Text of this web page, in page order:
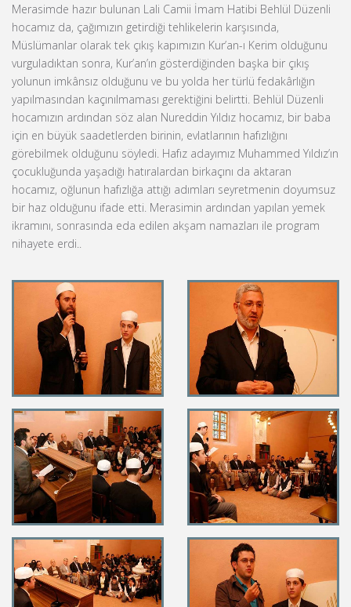
Merasimde hazır bulunan Lali Camii İmam Hatibi Behlül Düzenli
hocamız da, çağımızın getirdiği tehlikelerin karşısında,
Müslümanlar olarak tek çıkış kapımızın Kur’an-ı Kerim olduğunu
vurguladıktan sonra, Kur’an’ın gösterdiğinden başka bir çıkış
yolunun imkânsız olduğunu ve bu yolda her türlü fedakârlığın
yapılmasından kaçınılmaması gerektiğini belirtti. Behlül Düzenli
hocamızın ardından söz alan Nureddin Yıldız hocamız, bir baba
için en büyük saadetlerden birinin, evlatlarının hafızlığını
görebilmek olduğunu söyledi. Hafız adayımız Muhammed Yıldız’ın
çocukluğunda yaşadığı hatıralardan birkaçını da aktaran
hocamız, oğlunun hafızlığa attığı adımları seyretmenin doyumsuz
bir haz olduğunu ifade etti. Merasimin ardından yapılan yemek
ikramını, sonrasında eda edilen akşam namazları ile program
nihayete erdi..